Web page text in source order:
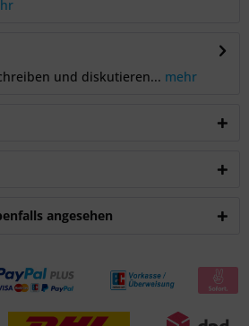
und diskutieren... mehr
angesehen